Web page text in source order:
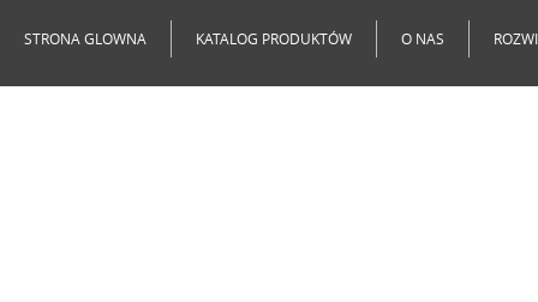
STRONA GLOWNA KATALOG PRODUKTÓW O NAS